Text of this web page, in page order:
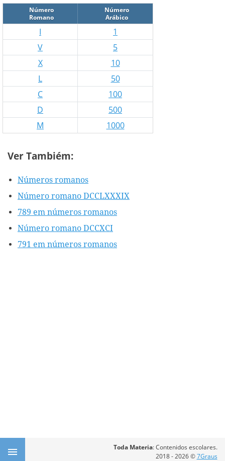
Número
Romano
Número
Arábico
I
1
V
5
X
10
L
50
C
100
D
500
M
1000
Ver Tambiém:
Números romanos
Número romano DCCLXXXIX
789 em números romanos
Número romano DCCXCI
791 em números romanos
Toda Materia: Contenidos escolares.
2018 - 2026 ©7Graus